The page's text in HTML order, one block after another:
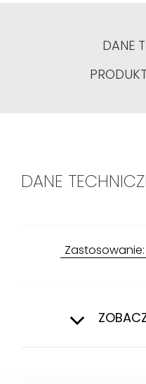
DANE
DANE
Zastosowanie: